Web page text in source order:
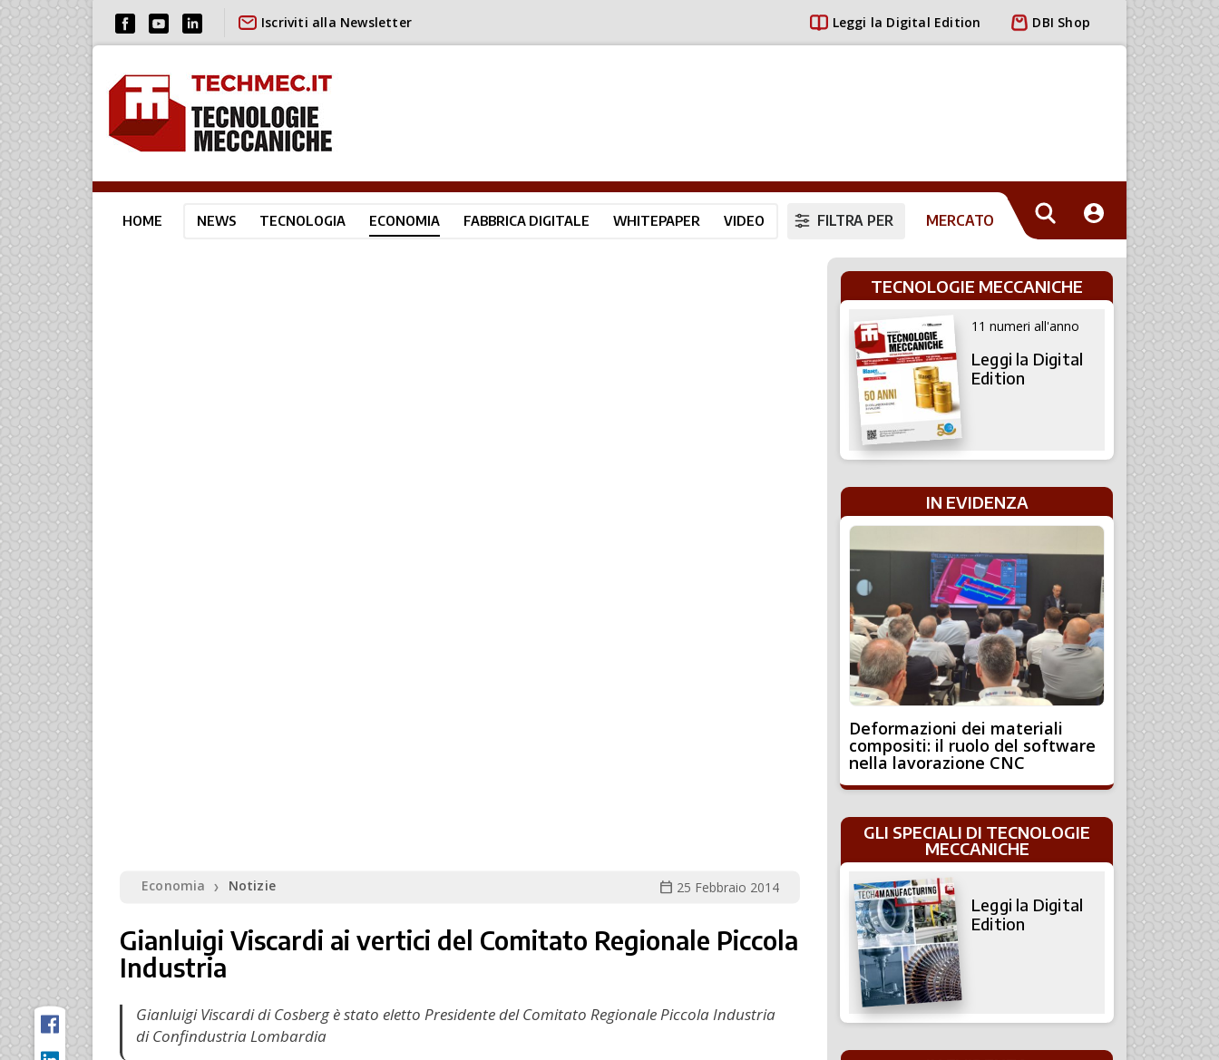
Iscriviti alla Newsletter Leggi la Digital Edition DBI Shop
HOME NEWS TECNOLOGIA ECONOMIA FABBRICA DIGITALE WHITEPAPER VIDEO FILTRA PER MERCATO
Economia ❯ Notizie calendar_today 25 Febbraio 2014
Gianluigi Viscardi ai vertici del Comitato Regionale Piccola
Industria
Gianluigi Viscardi di Cosberg è stato eletto Presidente del Comitato Regionale Piccola Industria
di Confindustria Lombardia
TECNOLOGIE MECCANICHE
11 numeri all'anno
Leggi la Digital
Edition
IN EVIDENZA
Deformazioni dei materiali
compositi: il ruolo del software
nella lavorazione CNC
GLI SPECIALI DI TECNOLOGIE
MECCANICHE
Leggi la Digital
Edition